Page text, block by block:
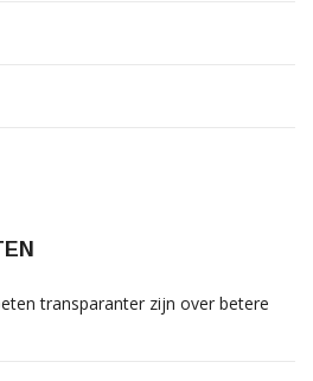
transparanter zijn over betere